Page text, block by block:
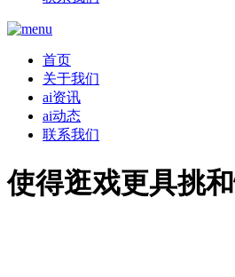
首页
关于我们
ai资讯
ai动态
联系我们
使得逛戏更具挑